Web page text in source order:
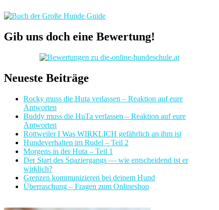
Gib uns doch eine Bewertung!
Neueste Beiträge
Rocky muss die Huta verlassen – Reaktion auf eure
Antworten
Buddy muss die HuTa verlassen – Reaktion auf eure
Antworten
Rottweiler I Was WIRKLICH gefährlich an ihm ist
Hundeverhalten im Rudel – Teil 2
Morgens in der Huta – Teil 1
Der Start des Spaziergangs — wie entscheidend ist er
wirklich?
Grenzen kommunizieren bei deinem Hund
Überraschung – Fragen zum Onlineshop